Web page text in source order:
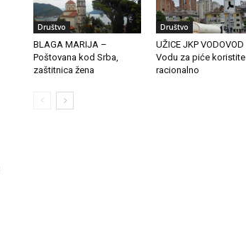
Društvo
BLAGA MARIJA –
Poštovana kod Srba,
zaštitnica žena
Društvo
UŽICE JKP VODOVOD
Vodu za piće koristite
racionalno